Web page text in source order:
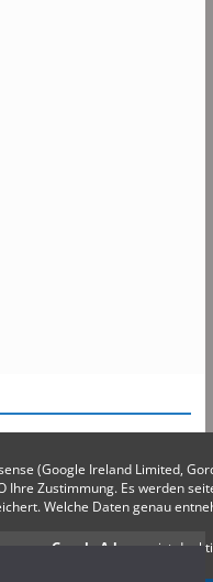
(Google Ireland Limited,
Ihre Zustimmung. Es werden
Welche Daten genau
Google Adsense ist